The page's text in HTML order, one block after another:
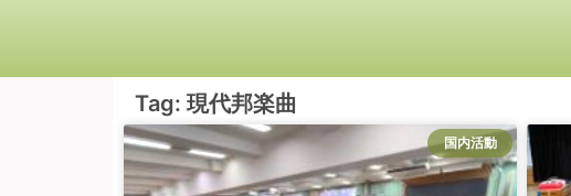
Tag: 現代邦楽曲
国内活動